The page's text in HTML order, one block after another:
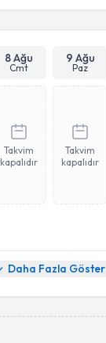
8 Ağu
Cmt
9 Ağu
Paz
Takvim
kapalıdır
Takvim
kapalıdır
Daha Fazla Göster